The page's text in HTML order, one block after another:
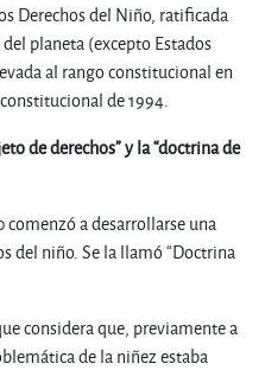
Derechos del Niño, ratificada
planeta (excepto Estados
al rango constitucional en
de 1994.
de derechos” y la “doctrina de
comenzó a desarrollarse una
del niño. Se la llamó “Doctrina
considera que, previamente a
de la niñez estaba